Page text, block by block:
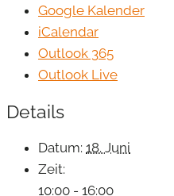
Google Kalender
iCalendar
Outlook 365
Outlook Live
Details
Datum: 18. Juni
Zeit:
10:00 - 16:00